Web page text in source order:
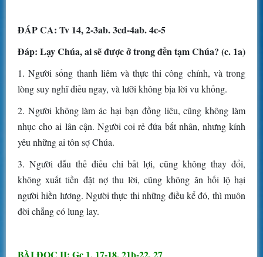
ÐÁP CA: Tv 14, 2-3ab. 3cd-4ab. 4c-5
Ðáp: Lạy Chúa, ai sẽ được ở trong đền tạm Chúa? (c. 1a)
1. Người sống thanh liêm và thực thi công chính, và trong
lòng suy nghĩ điều ngay, và lưỡi không bịa lời vu khống.
2. Người không làm ác hại bạn đồng liêu, cũng không làm
nhục cho ai lân cận. Người coi rẻ đứa bất nhân, nhưng kính
yêu những ai tôn sợ Chúa.
3. Người dẫu thề điều chi bất lợi, cũng không thay đổi,
không xuất tiền đặt nợ thu lời, cũng không ăn hối lộ hại
người hiền lương. Người thực thi những điều kể đó, thì muôn
đời chẳng có lung lay.